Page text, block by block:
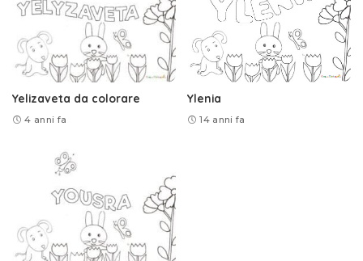
Yelizaveta da colorare
4 anni fa
Ylenia
14 anni fa